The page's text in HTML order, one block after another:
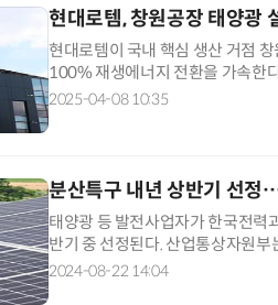
현대로템, 창원공장 태양
현대로템이 국내 핵심 생산 거점
100% 재생에너지 전환을 가속한
전 설비를 구축해 재생에너지 자
2025-04-08 10:35
분산특구 내년 상반기 선정
태양광 등 발전사업자가 한국전력
반기 중 선정된다. 산업통상자원
회’를 열고 이 같은 일정을 제시했
2024-08-22 14:04